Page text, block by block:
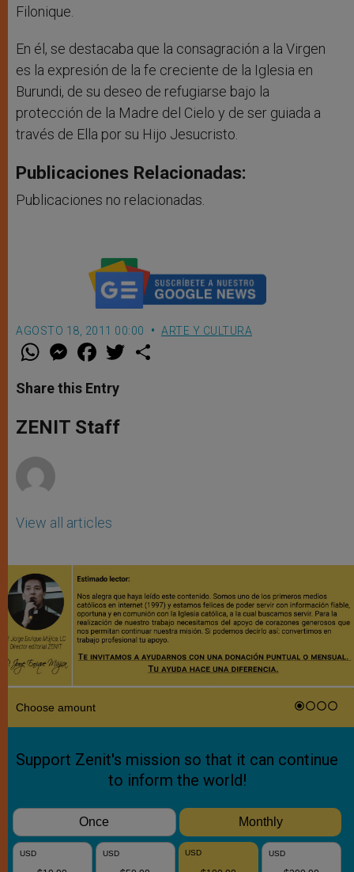
Filonique.
En él, se destacaba que la consagración a la Virgen
es la expresión de la fe creciente de la Iglesia en
Burundi, de su deseo de refugiarse bajo la
protección de la Madre del Cielo y de ser guiada a
través de Ella por su Hijo Jesucristo.
Publicaciones Relacionadas:
Publicaciones no relacionadas.
AGOSTO 18, 2011 00:00 ARTE Y CULTURA
W
t
s
p
p
M
e
s
e
g
e
F
a
e
b
o
k
w
Share this Entry
ZENIT Staff
View all articles